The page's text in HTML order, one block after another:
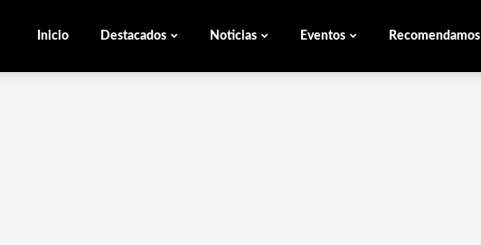
Inicio Destacados Noticias Eventos Recomendamos